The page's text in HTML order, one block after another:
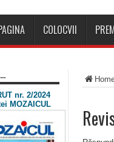
COLOCVII
nr. 2/2024
MOZAICUL